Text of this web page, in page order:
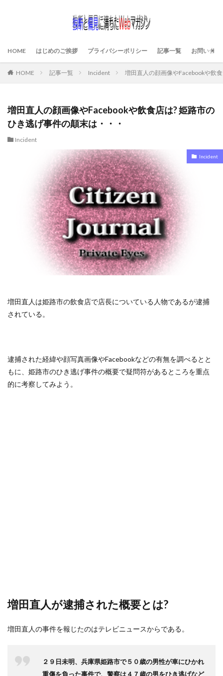
HOME はじめのご挨拶 プライバシーポリシー 記事一覧 お問い合わ
HOME 記事一覧 Incident 増田直人の顔画像やFacebookや飲
増田直人の顔画像やFacebookや飲食店は? 姫路市の
ひき逃げ事件の顛末は・・・
Incident
Incident
増田直人は姫路市の飲食店で店長についている人物であるが逮捕
されている。
逮捕された経緯や顔写真画像やFacebookなどの有無を調べるとと
もに、姫路市のひき逃げ事件の概要で疑問符があるところを重点
的に考察してみよう。
増田直人が逮捕された概要とは?
増田直人の事件を報じたのはテレビニュースからである。
２９日未明、兵庫県姫路市で５０歳の男性が車にひかれ
重傷を負った事件で、警察は４７歳の男をひき逃げなど